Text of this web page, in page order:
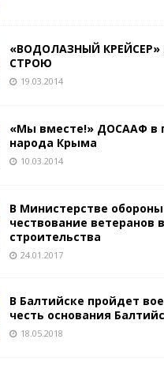
«ВОДОЛАЗНЫЙ
СТРОЮ
19.03.2014
«Мы вместе!» ДОСААФ в
народа Крыма
10.03.2014
В Министерстве
чествование ветеранов
строительства
24.01.2017
В Балтийске пройдет
честь основания
18.05.2018